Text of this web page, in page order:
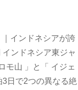
インドネシアが誇
ンドネシア東ジャ
モ山 」と「 イジェ
日で2つの異なる絶